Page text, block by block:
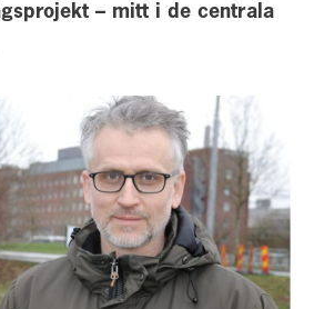
– mitt i de centrala